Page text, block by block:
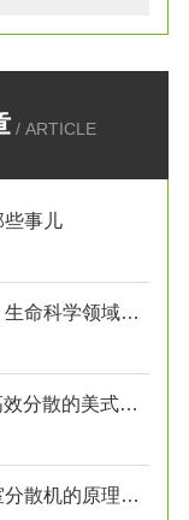
/ ARTICLE
些事儿
制药、化妆品、食品、生命科学领域样品处理专家—瑞士kinematica
美国Disrad分散机：高效分散的美式创新力量
瑞士Kinematica实验室分散机的原理介绍